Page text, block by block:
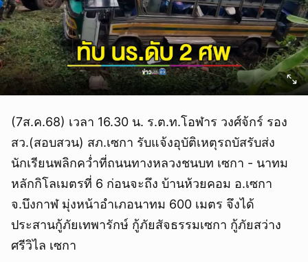
(7ส.ค.68) เวลา 16.30 น. ร.ต.ท.โอฬาร วงศ์จ้กร์ รอง
สว.(สอบสวน) สภ.เซกา รับแจ้งอุบัติเหตุรถบัสรับส่ง
นักเรียนพลิกคว่ำที่ถนนทางหลวงชนบท เซกา - นาทม
หลักกิโลเมตรที่ 6 ก่อนจะถึง บ้านห้วยคอม อ.เซกา
จ.บึงกาฬ มุ่งหน้าอำเภอนาทม 600 เมตร จึงได้
ประสานกู้ภัยเทพารักษ์ กู้ภัยสัจธรรมเซกา กู้ภัยสว่าง
ศรีวิไล เซกา